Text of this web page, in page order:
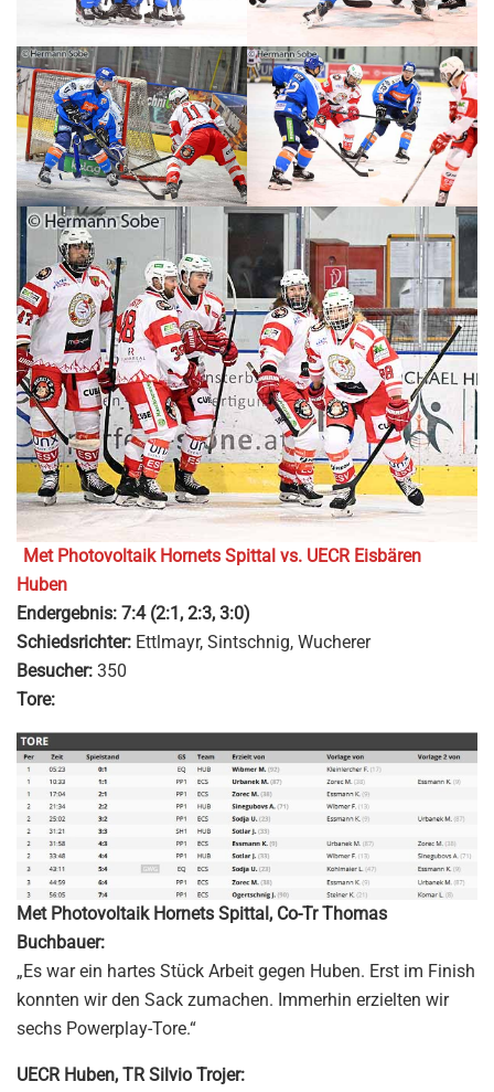
Met Photovoltaik Hornets Spittal vs. UECR Eisbären
Huben
Endergebnis: 7:4 (2:1, 2:3, 3:0)
Schiedsrichter: Ettlmayr, Sintschnig, Wucherer
Besucher: 350
Tore:
Met Photovoltaik Hornets Spittal, Co-Tr Thomas
Buchbauer:
„Es war ein hartes Stück Arbeit gegen Huben. Erst im Finish
konnten wir den Sack zumachen. Immerhin erzielten wir
sechs Powerplay-Tore.“
UECR Huben, TR Silvio Trojer: